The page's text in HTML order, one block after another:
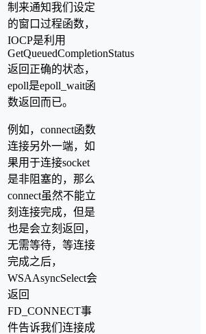
制来通知我们设定
的窗口过程函数，
IOCP是利用
GetQueuedCompletionStatus
返回正确的状态，
epoll是epoll_wait函
数返回而已。
例如，connect函数
连接另外一端，如
果用于连接socket
是非阻塞的，那么
connect虽然不能立
刻连接完成，但是
也是会立刻返回，
无需等待，等连接
完成之后，
WSAAsyncSelect会
返回
FD_CONNECT事
件告诉我们连接成